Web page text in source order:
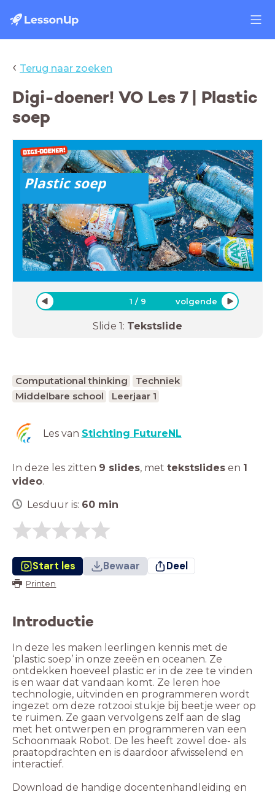
‹ Terug naar zoeken
Digi-doener! VO Les 7 | Plastic
soep
Plastic soep
1 / 9 volgende
Slide 1: Tekstslide
Computational thinking
Techniek
Middelbare school
Leerjaar 1
Les van Stichting FutureNL
In deze les zitten 9 slides, met tekstslides en 1
video.
Lesduur is: 60 min
Start les Bewaar Deel
Printen
Introductie
In deze les maken leerlingen kennis met de
‘plastic soep’ in onze zeeën en oceanen. Ze
ontdekken hoeveel plastic er in de zee te vinden
is en waar dat vandaan komt. Ze leren hoe
technologie, uitvinden en programmeren wordt
ingezet om deze rotzooi stukje bij beetje weer op
te ruimen. Ze gaan vervolgens zelf aan de slag
met het ontwerpen en programmeren van een
Schoonmaak Robot. De les heeft zowel doe- als
praatopdrachten en is daardoor afwisselend en
interactief.
Download de handige docentenhandleiding en